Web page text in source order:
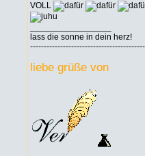
VOLL
lass die sonne in dein herz!
------------------------------------------
liebe grüße von